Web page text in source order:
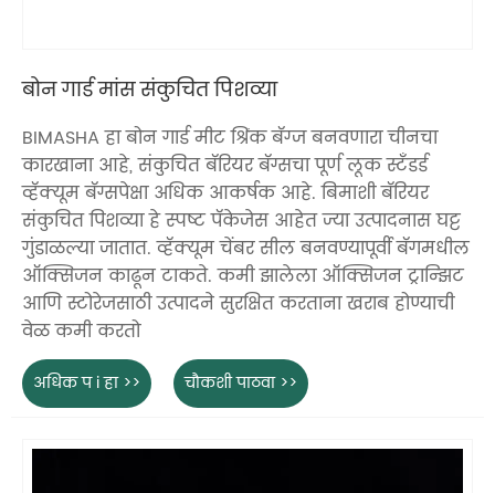
बोन गार्ड मांस संकुचित पिशव्या
BIMASHA हा बोन गार्ड मीट श्रिंक बॅग्ज बनवणारा चीनचा
कारखाना आहे, संकुचित बॅरियर बॅग्सचा पूर्ण लूक स्टँडर्ड
व्हॅक्यूम बॅग्सपेक्षा अधिक आकर्षक आहे. बिमाशी बॅरियर
संकुचित पिशव्या हे स्पष्ट पॅकेजेस आहेत ज्या उत्पादनास घट्ट
गुंडाळल्या जातात. व्हॅक्यूम चेंबर सील बनवण्यापूर्वी बॅगमधील
ऑक्सिजन काढून टाकते. कमी झालेला ऑक्सिजन ट्रान्झिट
आणि स्टोरेजसाठी उत्पादने सुरक्षित करताना खराब होण्याची
वेळ कमी करतो
अधिक प i हा >> चौकशी पाठवा >>